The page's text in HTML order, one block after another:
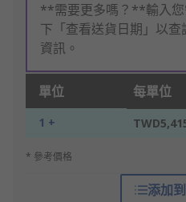
**需要更多嗎？**輸入
下「查看送貨日期」以
資訊。
單位 每單位
1 +
* 參考價格
添加